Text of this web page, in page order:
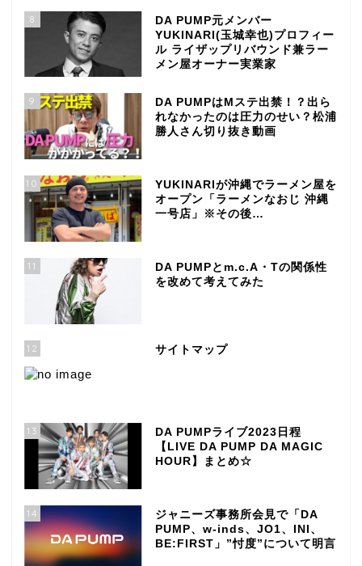
8
DA PUMP元メンバー
YUKINARI(玉城幸也)プロフィー
ル ライザップリバウンド兼ラー
メン屋オーナー実業家
9
DA PUMPはMステ出禁！？出ら
れなかったのは圧力のせい？松浦
勝人さん切り抜き動画
10
YUKINARIが沖縄でラーメン屋を
オープン「ラーメンなおじ 沖縄
一号店」※その後…
11
DA PUMPとm.c.A・Tの関係性
を改めて考えてみた
12 サイトマップ
13
DA PUMPライブ2023日程
【LIVE DA PUMP DA MAGIC
HOUR】まとめ☆
14
ジャニーズ事務所会見で「DA
PUMP、w-inds、JO1、INI、
BE:FIRST」”忖度”について明言